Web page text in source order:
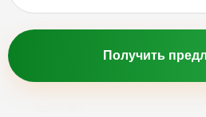
Получить